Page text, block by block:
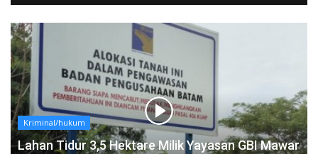
Kriminal/hukum
Lahan Tidur 3,5 Hektare Milik Yayasan GBI Mawar